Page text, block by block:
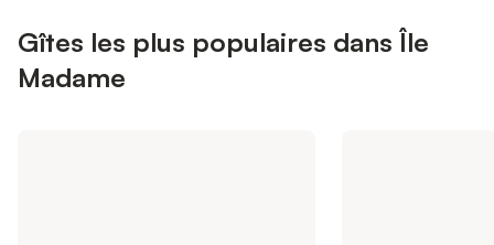
Gîtes les plus populaires dans Île
Madame